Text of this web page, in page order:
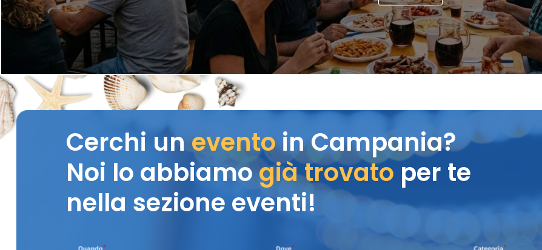
Cerchi uneventoin Campania?
Noi lo abbiamogià trovato per te
nella sezione eventi!